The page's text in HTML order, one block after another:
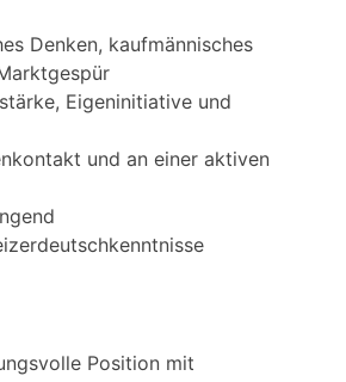
Denken, kaufmännisches
Eigeninitiative und
und an einer aktiven
Position mit